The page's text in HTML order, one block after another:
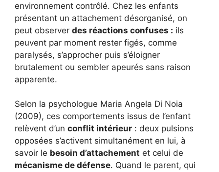
environnement contrôlé. Chez les enfants
présentant un attachement désorganisé, on
peut observer des réactions confuses : ils
peuvent par moment rester figés, comme
paralysés, s’approcher puis s’éloigner
brutalement ou sembler apeurés sans raison
apparente.
Selon la psychologue Maria Angela Di Noia
(2009), ces comportements issus de l’enfant
relèvent d’un conflit intérieur : deux pulsions
opposées s’activent simultanément en lui, à
savoir le besoin d’attachement et celui de
mécanisme de défense. Quand le parent, qui